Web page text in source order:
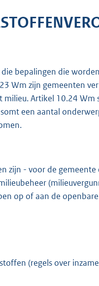
bepalingen die
Wm zijn gemeenten
Artikel 10.24
een aantal
zijn - voor de
op of aan de
(regels over